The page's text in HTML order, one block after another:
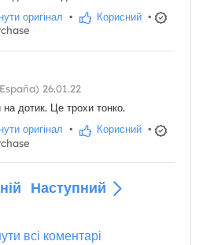
оригінал • Корисний •
26.01.22
дотик. Це трохи тонко.
оригінал • Корисний •
Наступний
всі коментарі